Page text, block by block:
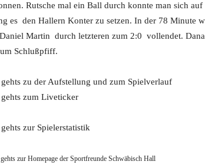
Rutsche mal ein Ball durch konnte man sich
es den Hallern Konter zu setzen. In der 78 Minute
Martin durch letzteren zum 2:0 vollendet.
Schlußpfiff.
gehts zu der Aufstellung und zum Spielverlauf
gehts zum Liveticker
gehts zur Spielerstatistik
gehts zur Homepage der Sportfreunde Schwäbisch Hall